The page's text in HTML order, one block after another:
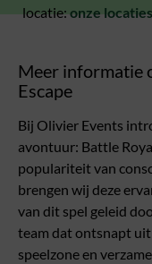
locatie: onze locaties
Meer informatie
Escape
Bij Olivier Events
avontuur: Battle
populariteit van
brengen wij deze
van dit spel geleid
team dat ontsnapt
speelzone en